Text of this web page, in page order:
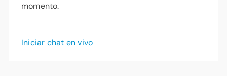
momento.
Iniciar chat en vivo